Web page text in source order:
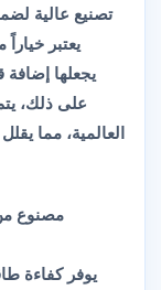
تصنيع عالية
يعتبر
يجعلها إضافة
على ذلك،
العالمية، مما
مصنوع
يوفر كفاءة